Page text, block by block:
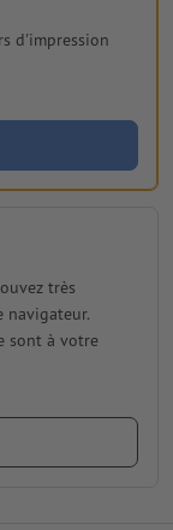
d'impression
très
navigateur.
sont à votre